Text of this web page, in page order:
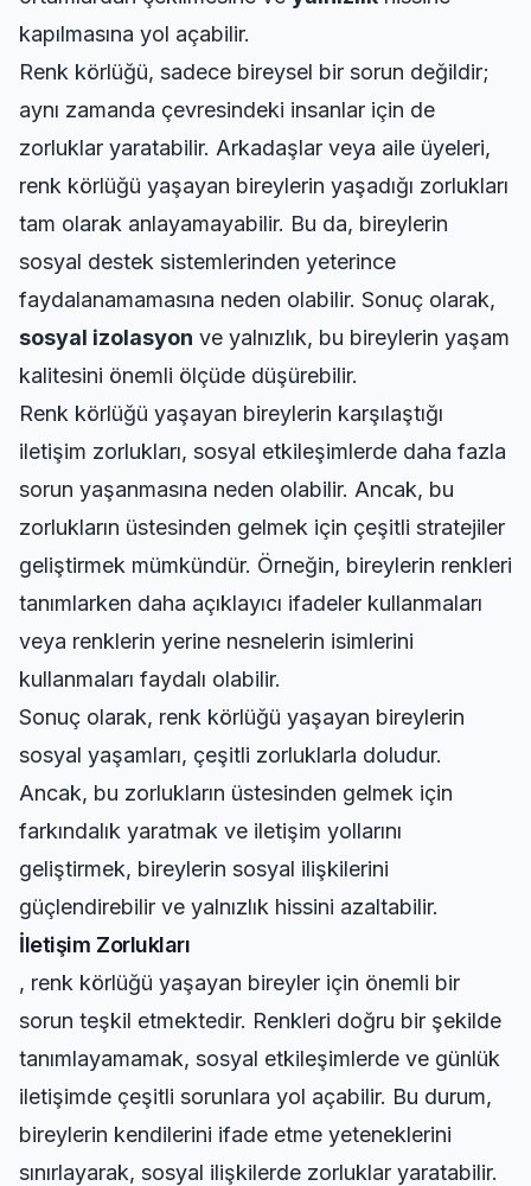
kapılmasına yol açabilir.
Renk körlüğü, sadece bireysel bir sorun değildir;
aynı zamanda çevresindeki insanlar için de
zorluklar yaratabilir. Arkadaşlar veya aile üyeleri,
renk körlüğü yaşayan bireylerin yaşadığı zorlukları
tam olarak anlayamayabilir. Bu da, bireylerin
sosyal destek sistemlerinden yeterince
faydalanamamasına neden olabilir. Sonuç olarak,
sosyal izolasyon ve yalnızlık, bu bireylerin yaşam
kalitesini önemli ölçüde düşürebilir.
Renk körlüğü yaşayan bireylerin karşılaştığı
iletişim zorlukları, sosyal etkileşimlerde daha fazla
sorun yaşanmasına neden olabilir. Ancak, bu
zorlukların üstesinden gelmek için çeşitli stratejiler
geliştirmek mümkündür. Örneğin, bireylerin renkleri
tanımlarken daha açıklayıcı ifadeler kullanmaları
veya renklerin yerine nesnelerin isimlerini
kullanmaları faydalı olabilir.
Sonuç olarak, renk körlüğü yaşayan bireylerin
sosyal yaşamları, çeşitli zorluklarla doludur.
Ancak, bu zorlukların üstesinden gelmek için
farkındalık yaratmak ve iletişim yollarını
geliştirmek, bireylerin sosyal ilişkilerini
güçlendirebilir ve yalnızlık hissini azaltabilir.
İletişim Zorlukları
, renk körlüğü yaşayan bireyler için önemli bir
sorun teşkil etmektedir. Renkleri doğru bir şekilde
tanımlayamamak, sosyal etkileşimlerde ve günlük
iletişimde çeşitli sorunlara yol açabilir. Bu durum,
bireylerin kendilerini ifade etme yeteneklerini
sınırlayarak, sosyal ilişkilerde zorluklar yaratabilir.